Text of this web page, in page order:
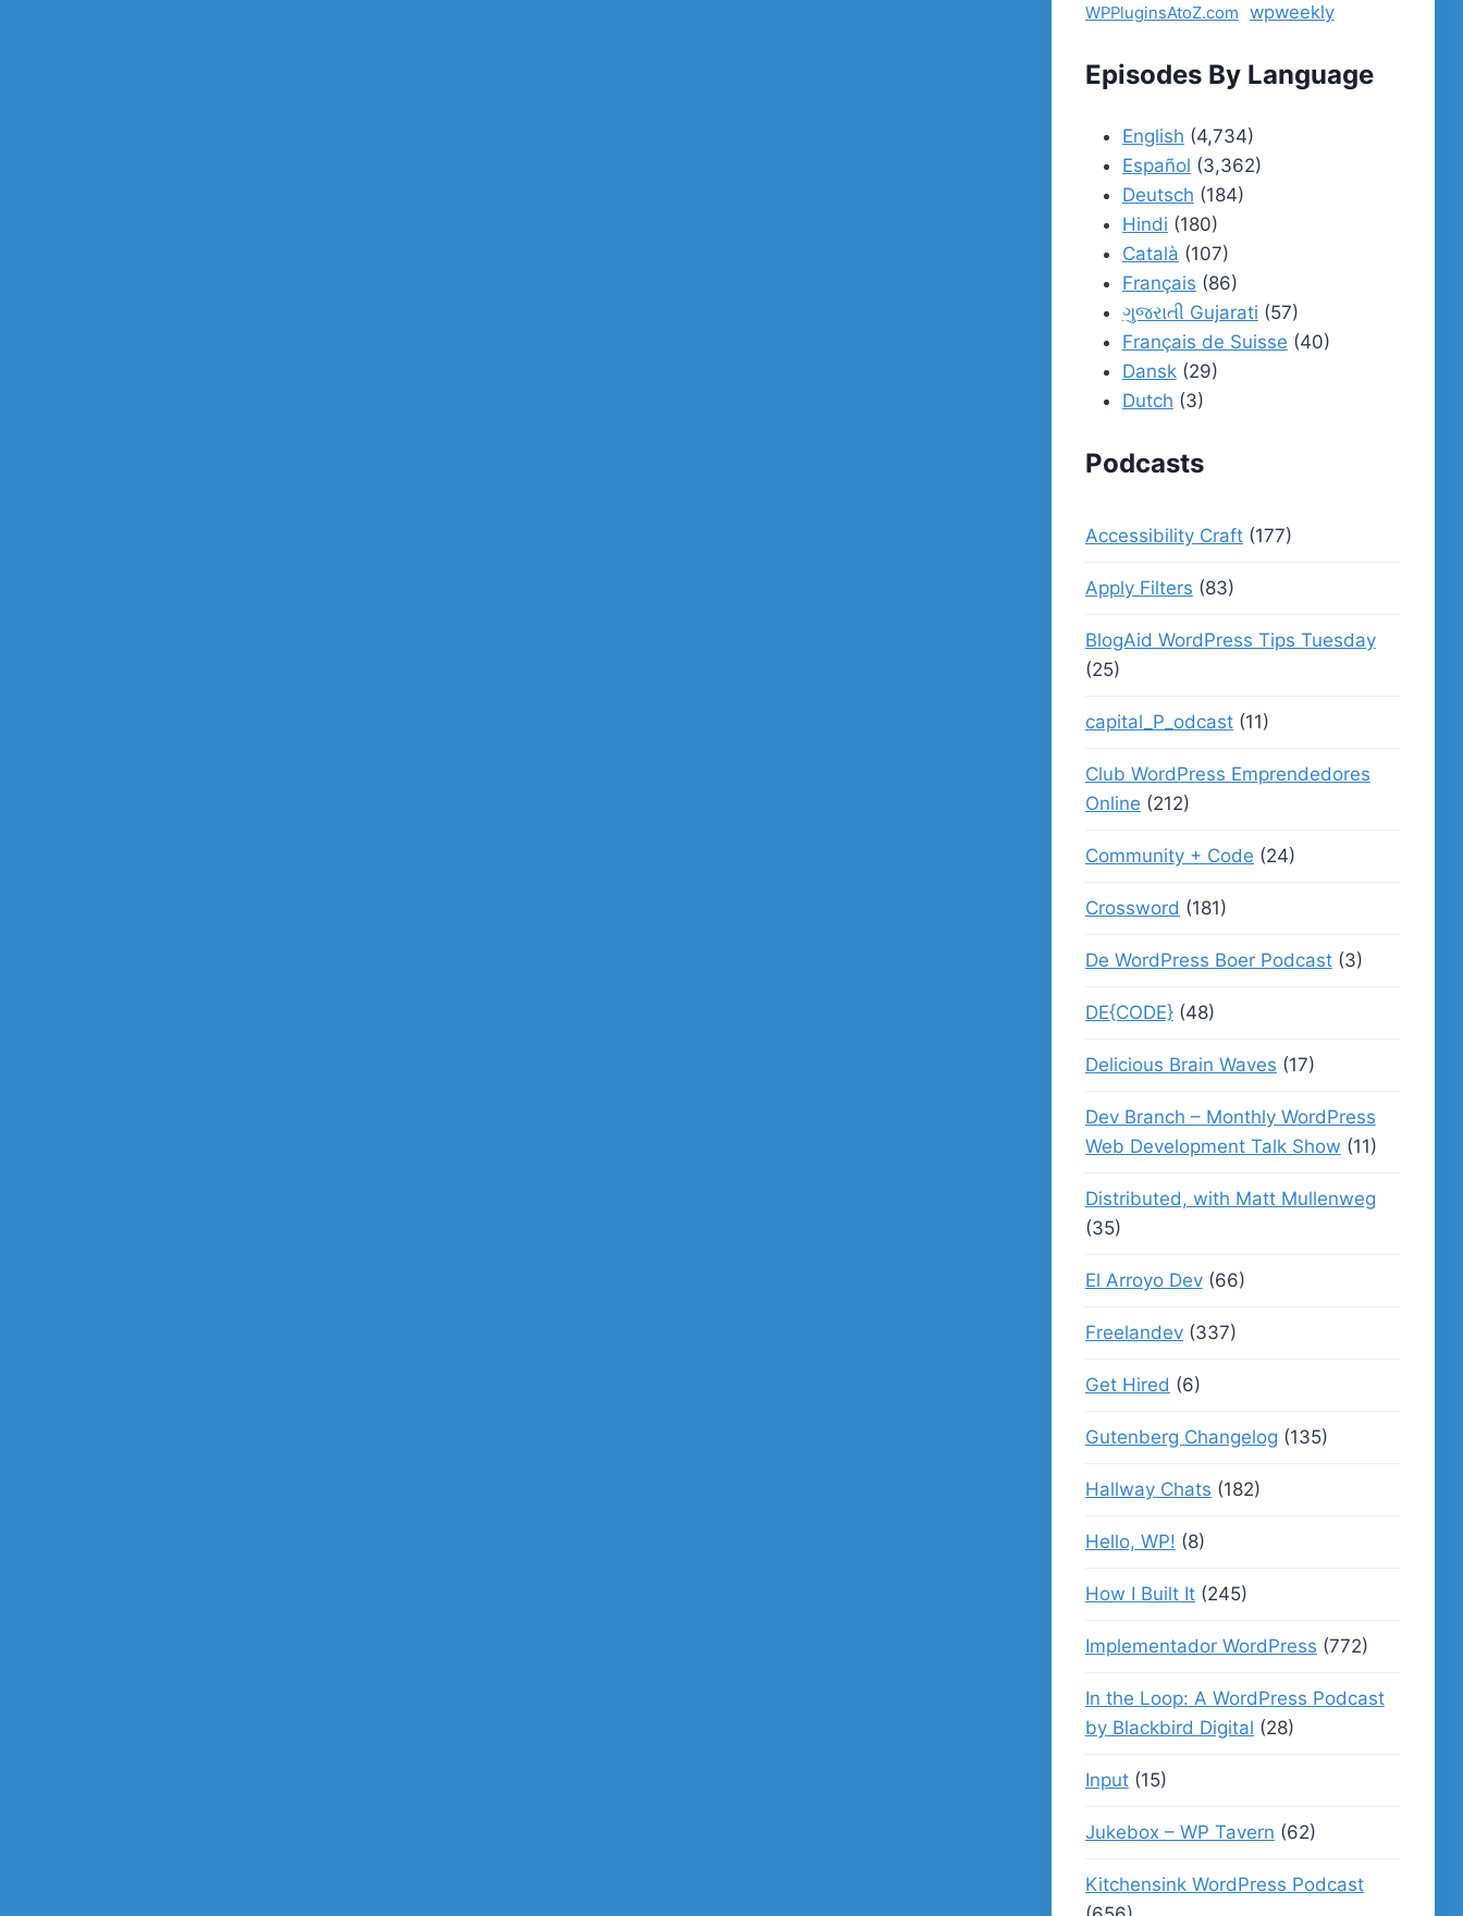
WPPluginsAtoZ.com
wpweekly
Episodes By Language
English (4,734)
Español (3,362)
Deutsch (184)
Hindi (180)
Català (107)
Français (86)
ગુજરાતી Gujarati (57)
Français de Suisse (40)
Dansk(29)
Dutch (3)
Podcasts
Accessibility Craft(177)
Apply Filters (83)
BlogAid WordPress Tips Tuesday
(25)
capital_P_odcast(11)
Club WordPress Emprendedores
Online (212)
Community + Code (24)
Crossword (181)
De WordPress Boer Podcast(3)
DE{CODE}(48)
Delicious Brain Waves (17)
Dev Branch – Monthly WordPress
Web Development Talk Show (11)
Distributed, with Matt Mullenweg
(35)
El Arroyo Dev(66)
Freelandev(337)
Get Hired (6)
Gutenberg Changelog (135)
Hallway Chats (182)
Hello, WP! (8)
How I Built It(245)
Implementador WordPress (772)
In the Loop: A WordPress Podcast
by Blackbird Digital (28)
Input(15)
Jukebox – WP Tavern (62)
Kitchensink WordPress Podcast